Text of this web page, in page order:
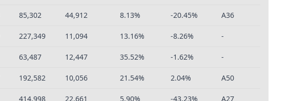
85,302 44,912 8.13% -20.45% A36
227,349 11,094 13.16% -8.26% -
63,487 12,447 35.52% -1.62% -
192,582 10,056 21.54% 2.04% A50
414,998 22,661 5.90% -43.23% A27